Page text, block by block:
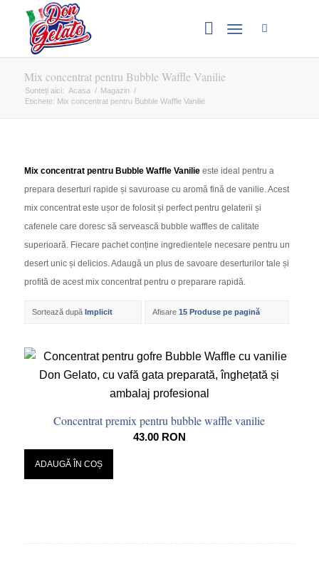
Mix concentrat pentru Bubble Waffle Vanilie
Sunteți aici: Acasa / Magazin /
Etichete: Mix concentrat pentru Bubble Waffle Vanilie
Mix concentrat pentru Bubble Waffle Vanilieeste ideal pentru a
prepara deserturi rapide și savuroase cu aromă fină de vanilie. Acest
mix concentrat este ușor de folosit și perfect pentru gelaterii și
cafenele care doresc să servească bubble waffles de calitate
superioară. Fiecare pachet conține ingredientele necesare pentru un
desert unic și delicios. Adaugă un plus de savoare deserturilor tale și
profită de acest mix concentrat pentru o preparare rapidă.
Sortează după Implicit Afisare 15 Produse pe pagină
Concentrat premix pentru bubble waffle vanilie
43.00 RON
ADAUGĂ ÎN COȘ